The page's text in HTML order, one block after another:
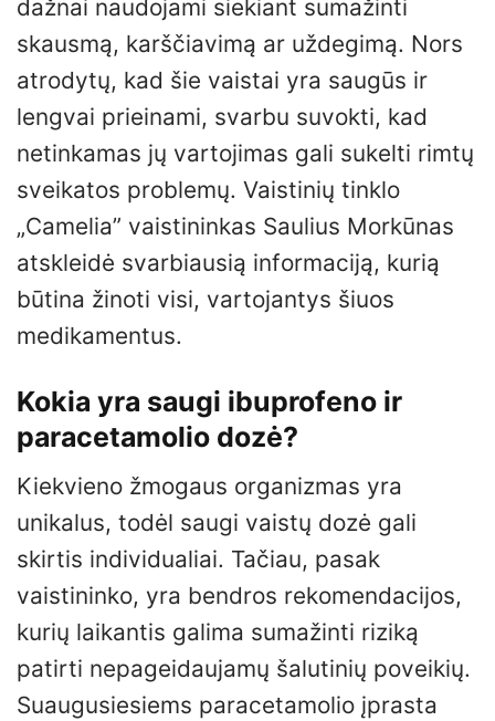
dažnai naudojami siekiant sumažinti
skausmą, karščiavimą ar uždegimą. Nors
atrodytų, kad šie vaistai yra saugūs ir
lengvai prieinami, svarbu suvokti, kad
netinkamas jų vartojimas gali sukelti rimtų
sveikatos problemų. Vaistinių tinklo
„Camelia” vaistininkas Saulius Morkūnas
atskleidė svarbiausią informaciją, kurią
būtina žinoti visi, vartojantys šiuos
medikamentus.
Kokia yra saugi ibuprofeno ir
paracetamolio dozė?
Kiekvieno žmogaus organizmas yra
unikalus, todėl saugi vaistų dozė gali
skirtis individualiai. Tačiau, pasak
vaistininko, yra bendros rekomendacijos,
kurių laikantis galima sumažinti riziką
patirti nepageidaujamų šalutinių poveikių.
Suaugusiesiems paracetamolio įprasta